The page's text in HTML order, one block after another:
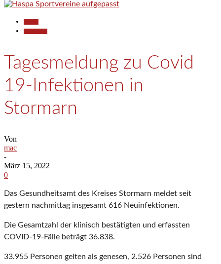
Tagesmeldung zu Covid
19-Infektionen in
Stormarn
Von
mac
-
März 15, 2022
0
Das Gesundheitsamt des Kreises Stormarn meldet seit
gestern nachmittag insgesamt 616 Neuinfektionen.
Die Gesamtzahl der klinisch bestätigten und erfassten
COVID-19-Fälle beträgt 36.838.
33.955 Personen gelten als genesen, 2.526 Personen sind